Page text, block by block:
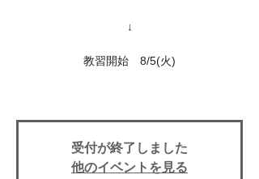
↓
教習開始 8/5(火)
受付が終了しました
他のイベントを見る